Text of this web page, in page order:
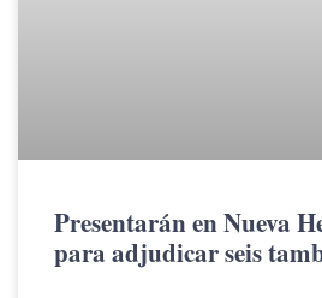
Presentarán en Nueva
para adjudicar seis